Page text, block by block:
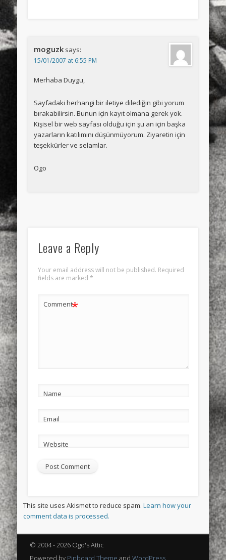
moguzk says:
15/01/2007 at 6:55 PM
Merhaba Duygu,
Sayfadaki herhangi bir iletiye dilediğin gibi yorum
bırakabilirsin. Bunun için kayıt olmana gerek yok.
Kişisel bir web sayfası olduğu için şu an için başka
yazarların katılımını düşünmüyorum. Ziyaretin için
teşekkürler ve selamlar.
Ogo
Leave a Reply
Your email address will not be published. Required
fields are marked *
Comment*
Name
Email
Website
This site uses Akismet to reduce spam.Learn how your
comment data is processed.
© 2004 - 2026 Ogo's Attic
Powered by Pinboard Theme and WordPress